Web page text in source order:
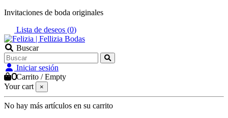
Invitaciones de boda originales
Lista de deseos (0)
Buscar
Iniciar sesión
0Carrito /Empty
Your cart
×
No hay más artículos en su carrito